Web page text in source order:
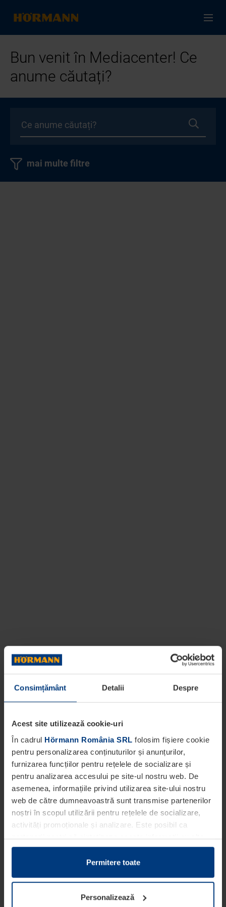
Consimțământ Detalii Despre
Acest site utilizează cookie-uri
În cadrul Hörmann România SRL folosim fișiere cookie
pentru personalizarea conținuturilor și anunțurilor,
furnizarea funcțiilor pentru rețelele de socializare și
pentru analizarea accesului pe site-ul nostru web. De
asemenea, informațiile privind utilizarea site-ului nostru
web de către dumneavoastră sunt transmise partenerilor
noștri în scopul utilizării pentru rețelele de socializare,
activități promoționale și analizare. Este posibil ca
partenerii noștri să sintetizeze aceste informații cu alte
date pe care dumneavoastră le-ați pus la dispoziția
acestora ori care au fost colectate în cadrul utilizării
Din punct de vedere legal, putem stoca fișiere cookie pe
dispozitivul dumneavoastră în cazul în care acestea sunt
Permitere toate
Personalizează
Bun venit în Mediacenter! Ce
anume căutați?
mai multe filtre